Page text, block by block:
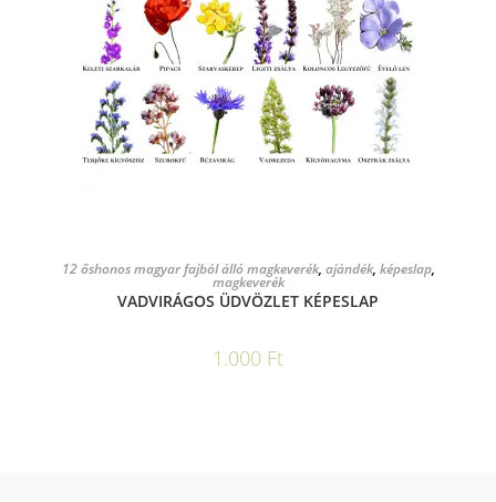
KOSÁRBA TESZEM
12 őshonos magyar fajból álló magkeverék, ajándék, képeslap,
magkeverék
VADVIRÁGOS ÜDVÖZLET KÉPESLAP
1.000 Ft